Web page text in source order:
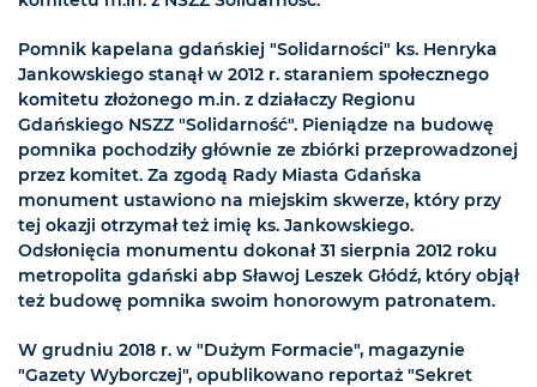
Pomnik kapelana gdańskiej "Solidarności" ks. Henryka
Jankowskiego stanął w 2012 r. staraniem społecznego
komitetu złożonego m.in. z działaczy Regionu
Gdańskiego NSZZ "Solidarność". Pieniądze na budowę
pomnika pochodziły głównie ze zbiórki przeprowadzonej
przez komitet. Za zgodą Rady Miasta Gdańska
monument ustawiono na miejskim skwerze, który przy
tej okazji otrzymał też imię ks. Jankowskiego.
Odsłonięcia monumentu dokonał 31 sierpnia 2012 roku
metropolita gdański abp Sławoj Leszek Głódź, który objął
też budowę pomnika swoim honorowym patronatem.
W grudniu 2018 r. w "Dużym Formacie", magazynie
"Gazety Wyborczej", opublikowano reportaż "Sekret